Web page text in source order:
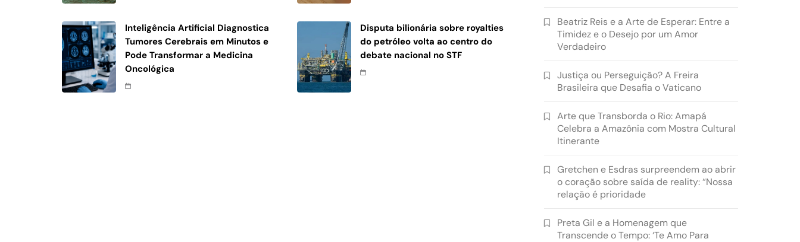
Inteligência Artificial Diagnostica
Tumores Cerebrais em Minutos e
Pode Transformar a Medicina
Oncológica
Disputa bilionária sobre royalties
do petróleo volta ao centro do
debate nacional no STF
Beatriz Reis e a Arte de Esperar: Entre a
Timidez e o Desejo por um Amor
Verdadeiro
Justiça ou Perseguição? A Freira
Brasileira que Desafia o Vaticano
Arte que Transborda o Rio: Amapá
Celebra a Amazônia com Mostra Cultural
Itinerante
Gretchen e Esdras surpreendem ao abrir
o coração sobre saída de reality: “Nossa
relação é prioridade
Preta Gil e a Homenagem que
Transcende o Tempo: ‘Te Amo Para